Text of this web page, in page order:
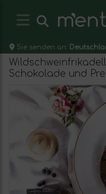
Sie senden an:
Schokolade und